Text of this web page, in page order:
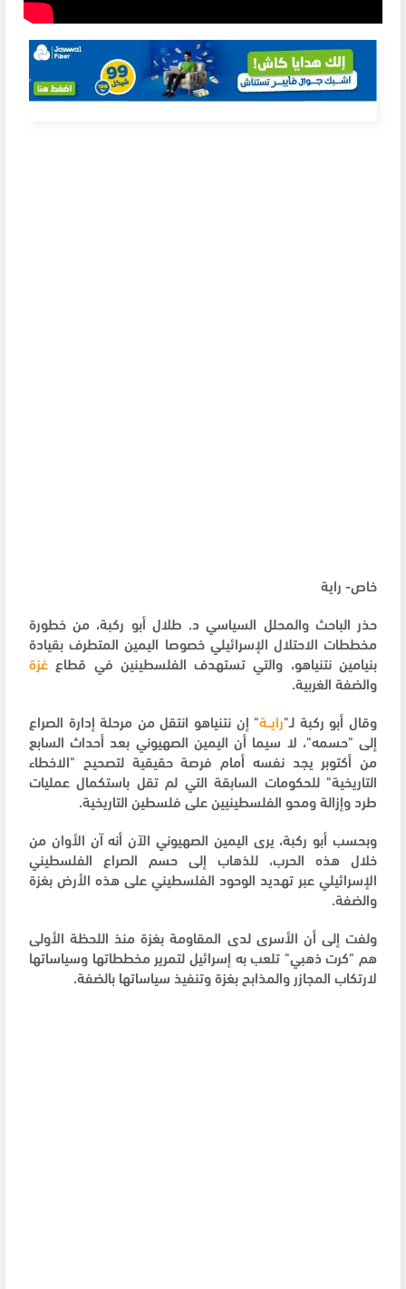
خاص- راية
حذر الباحث والمحلل السياسي د. طلال أبو ركبة، من خطورة
مخططات الاحتلال الإسرائيلي خصوصا اليمين المتطرف بقيادة
بنيامين نتنياهو، والتي تستهدف الفلسطينين في قطاع غزة
والضفة الغربية.
وقال أبو ركبة لـ"رايــة" إن نتنياهو انتقل من مرحلة إدارة الصراع
إلى "حسمه"، لا سيما أن اليمين الصهيوني بعد أحداث السابع
من أكتوبر يجد نفسه أمام فرصة حقيقية لتصحيح "الاخطاء
التاريخية" للحكومات السابقة التي لم تقل باستكمال عمليات
طرد وإزالة ومحو الفلسطينيين على فلسطين التاريخية.
وبحسب أبو ركبة، يرى اليمين الصهيوني الآن أنه آن الأوان من
خلال هذه الحرب، للذهاب إلى حسم الصراع الفلسطيني
الإسرائيلي عبر تهديد الوحود الفلسطيني على هذه الأرض بغزة
والضفة.
ولفت إلى أن الأسرى لدى المقاومة بغزة منذ اللحظة الأولى
هم "كرت ذهبي" تلعب به إسرائيل لتمرير مخططاتها وسياساتها
لارتكاب المجازر والمذابح بغزة وتنفيذ سياساتها بالضفة.